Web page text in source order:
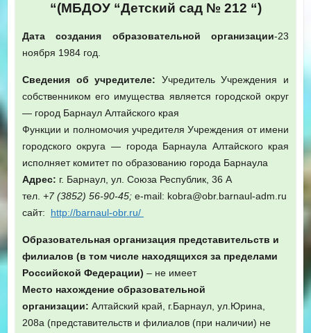
“(МБДОУ “Детский сад № 212 “)
Дата создания образовательной организации-23
ноября 1984 год.
Сведения об учредителе: Учредитель Учреждения и
собственником его имущества является городской округ
— город Барнаул Алтайского края
Функции и полномочия учредителя Учреждения от имени
городского округа — города Барнаула Алтайского края
исполняет комитет по образованию города Барнаула
Адрес: г. Барнаул, ул. Союза Республик, 36 А
тел. +7 (3852) 56-90-45;е-mail: kobra@obr.barnaul-adm.ru
сайт: http://barnaul-obr.ru/
Образовательная организация представительств и
филиалов (в том числе находящихся за пределами
Российской Федерации) – не имеет
Место нахождение образовательной
организации: Алтайский край, г.Барнаул, ул.Юрина,
208а (представительств и филиалов (при наличии) не